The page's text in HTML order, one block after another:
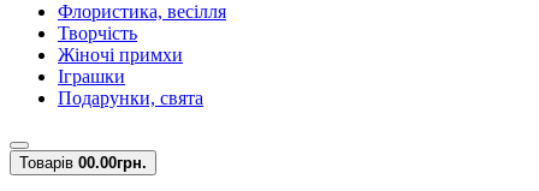
Флористика, весілля
Творчість
Жіночі примхи
Іграшки
Подарунки, свята
Товарів 00.00грн.